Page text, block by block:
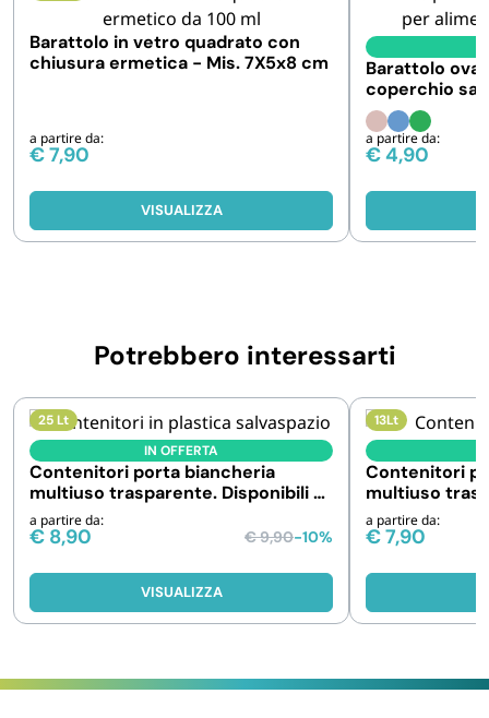
Barattolo in vetro quadrato con
chiusura ermetica - Mis. 7X5x8 cm
a partire da:
€7,90
VISUALIZZA
Barattolo
coperchio
Capacità 1,5 l
a partire da:
€4,90
Potrebbero interessarti
IN OFFERTA
25 Lt
Contenitori porta biancheria
multiuso trasparente. Disponibili a
1 , 3 e 6 pezzi
a partire da:
€ 8,90 €9,90-10%
VISUALIZZA
13Lt
Contenitori
multiuso
a partire da:
€7,90